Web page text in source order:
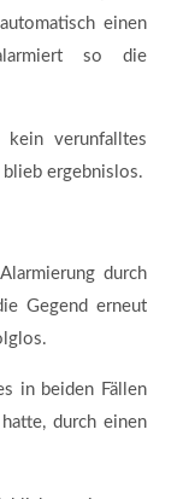
einen
so die
kein verunfalltes
blieb ergebnislos.
durch
Gegend erneut
in beiden Fällen
durch einen